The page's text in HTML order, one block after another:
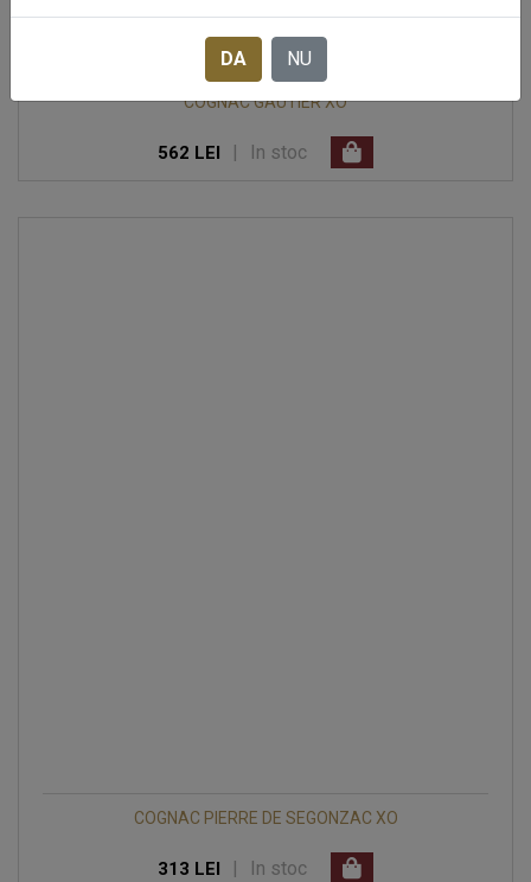
COGNAC GAUTIER XO
562 LEI | In stoc
COGNAC PIERRE DE SEGONZAC XO
313 LEI In stoc
DA NU